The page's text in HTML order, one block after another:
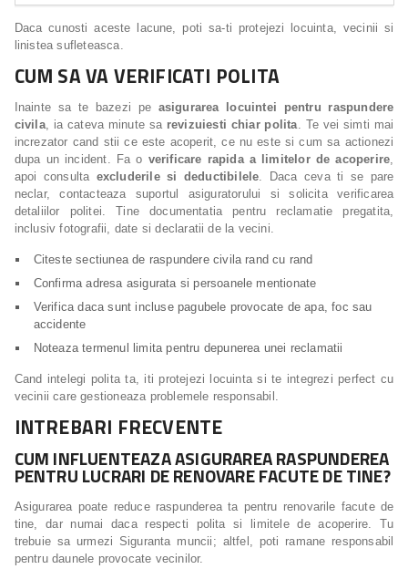
Daca cunosti aceste lacune, poti sa-ti protejezi locuinta, vecinii si
linistea sufleteasca.
CUM SA VA VERIFICATI POLITA
Inainte sa te bazezi pe asigurarea locuintei pentru raspundere
civila, ia cateva minute sa revizuiesti chiar polita. Te vei simti mai
increzator cand stii ce este acoperit, ce nu este si cum sa actionezi
dupa un incident. Fa o verificare rapida a limitelor de acoperire,
apoi consulta excluderile si deductibilele. Daca ceva ti se pare
neclar, contacteaza suportul asiguratorului si solicita verificarea
detaliilor politei. Tine documentatia pentru reclamatie pregatita,
inclusiv fotografii, date si declaratii de la vecini.
Citeste sectiunea de raspundere civila rand cu rand
Confirma adresa asigurata si persoanele mentionate
Verifica daca sunt incluse pagubele provocate de apa, foc sau
accidente
Noteaza termenul limita pentru depunerea unei reclamatii
Cand intelegi polita ta, iti protejezi locuinta si te integrezi perfect cu
vecinii care gestioneaza problemele responsabil.
INTREBARI FRECVENTE
CUM INFLUENTEAZA ASIGURAREA RASPUNDEREA
PENTRU LUCRARI DE RENOVARE FACUTE DE TINE?
Asigurarea poate reduce raspunderea ta pentru renovarile facute de
tine, dar numai daca respecti polita si limitele de acoperire. Tu
trebuie sa urmezi Siguranta muncii; altfel, poti ramane responsabil
pentru daunele provocate vecinilor.